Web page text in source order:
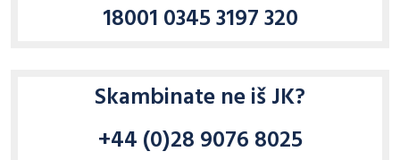
18001 0345 3197 320
Skambinate ne iš JK?
+44 (0)28 9076 8025